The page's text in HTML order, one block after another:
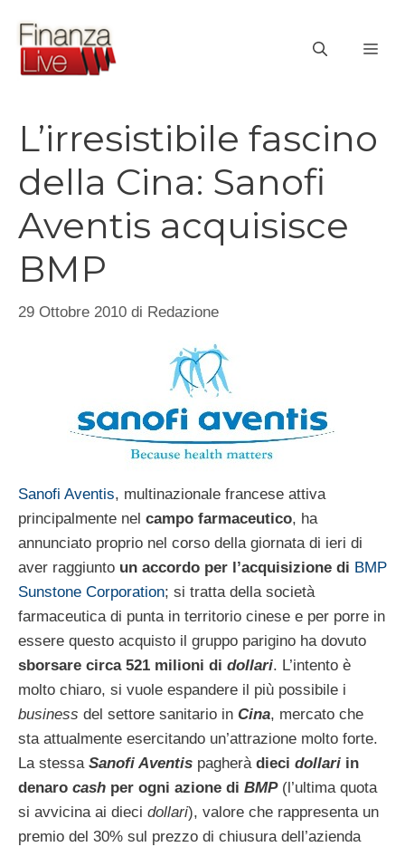
contenuto
L’irresistibile fascino
della Cina: Sanofi
Aventis acquisisce
BMP
29 Ottobre 2010 di Redazione
Sanofi Aventis, multinazionale francese attiva
principalmente nel campo farmaceutico, ha
annunciato proprio nel corso della giornata di ieri di
aver raggiunto un accordo per l’acquisizione di BMP
Sunstone Corporation; si tratta della società
farmaceutica di punta in territorio cinese e per porre in
essere questo acquisto il gruppo parigino ha dovuto
sborsare circa 521 milioni di dollari. L’intento è
molto chiaro, si vuole espandere il più possibile i
business del settore sanitario in Cina, mercato che
sta attualmente esercitando un’attrazione molto forte.
La stessa Sanofi Aventis pagherà dieci dollari in
denaro cash per ogni azione di BMP(l’ultima quota
si avvicina ai dieci dollari), valore che rappresenta un
premio del 30% sul prezzo di chiusura dell’azienda